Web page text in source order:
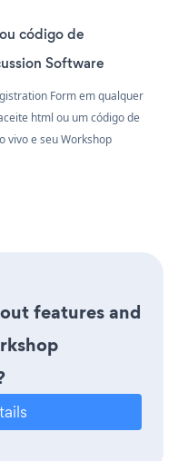
código de
Software
Form em qualquer
html ou um código de
vivo e seu Workshop
features and